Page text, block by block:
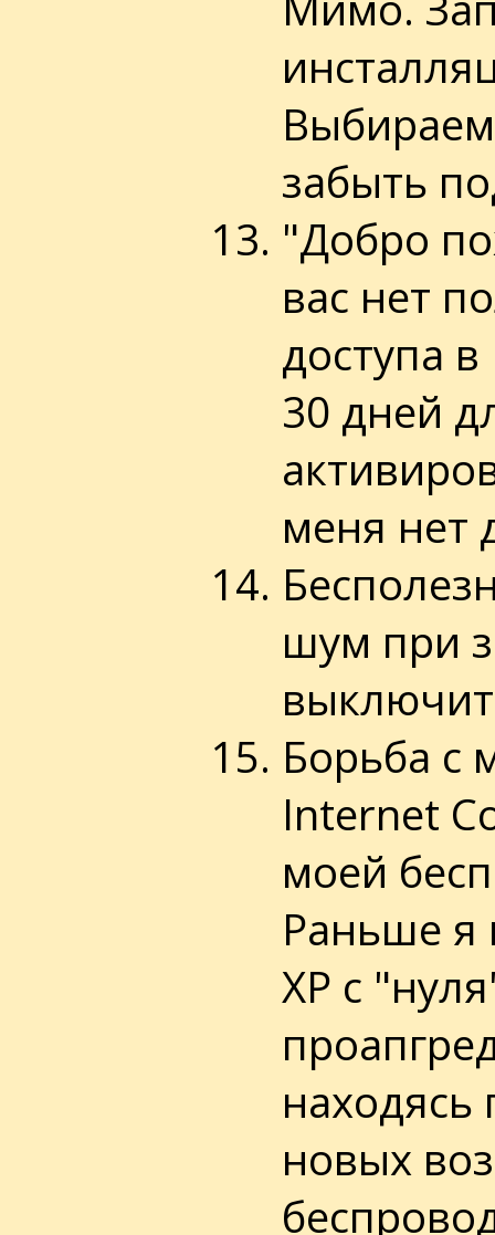
забыть
"Добро
вас нет
доступа
30 дней
меня нет
шум при
Борьба с
Internet
моей
Раньше я
XP с
новых